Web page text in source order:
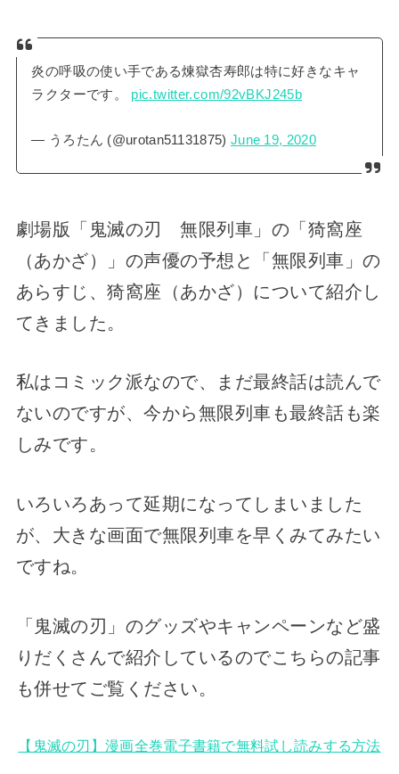
炎の呼吸の使い手である煉獄杏寿郎は特に好きなキャ
ラクターです。 pic.twitter.com/92vBKJ245b
— うろたん (@urotan51131875) June 19, 2020
劇場版「鬼滅の刃 無限列車」の「猗窩座
（あかざ）」の声優の予想と「無限列車」の
あらすじ、猗窩座（あかざ）について紹介し
てきました。
私はコミック派なので、まだ最終話は読んで
ないのですが、今から無限列車も最終話も楽
しみです。
いろいろあって延期になってしまいました
が、大きな画面で無限列車を早くみてみたい
ですね。
「鬼滅の刃」のグッズやキャンペーンなど盛
りだくさんで紹介しているのでこちらの記事
も併せてご覧ください。
【鬼滅の刃】漫画全巻電子書籍で無料試し読みする方法